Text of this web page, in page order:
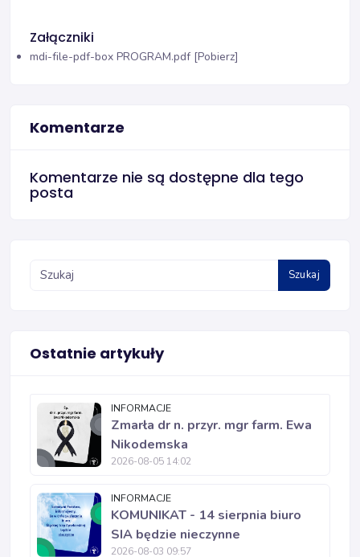
Załączniki
mdi-file-pdf-box PROGRAM.pdf [Pobierz]
Komentarze
Komentarze nie są dostępne dla tego
posta
Szukaj
Ostatnie artykuły
INFORMACJE
Zmarła dr n. przyr. mgr farm. Ewa
Nikodemska
2026-08-05 14:02
INFORMACJE
KOMUNIKAT - 14 sierpnia biuro
SIA będzie nieczynne
2026-08-03 09:57